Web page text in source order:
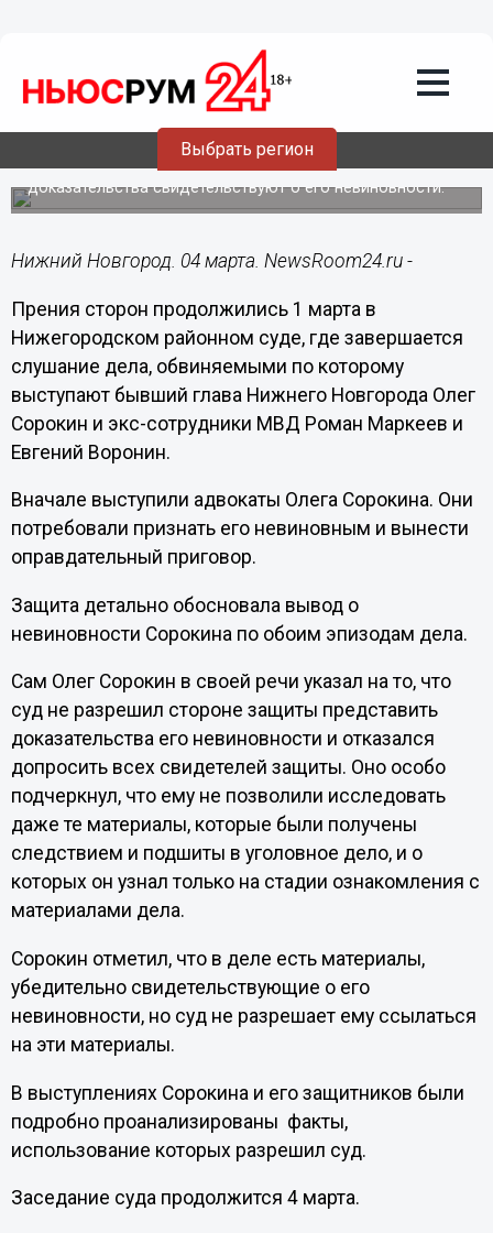
Выбрать регион
04.03.201909:16
Адвокаты Сорокина потребовали
признать его невиновным
Олег Сорокин заявил, что исследованные судом
доказательства свидетельствуют о его невиновности.
Нижний Новгород. 04 марта. NewsRoom24.ru -
Прения сторон продолжились 1 марта в
Нижегородском районном суде, где завершается
слушание дела, обвиняемыми по которому
выступают бывший глава Нижнего Новгорода Олег
Сорокин и экс-сотрудники МВД Роман Маркеев и
Евгений Воронин.
Вначале выступили адвокаты Олега Сорокина. Они
потребовали признать его невиновным и вынести
оправдательный приговор.
Защита детально обосновала вывод о
невиновности Сорокина по обоим эпизодам дела.
Сам Олег Сорокин в своей речи указал на то, что
суд не разрешил стороне защиты представить
доказательства его невиновности и отказался
допросить всех свидетелей защиты. Оно особо
подчеркнул, что ему не позволили исследовать
даже те материалы, которые были получены
следствием и подшиты в уголовное дело, и о
которых он узнал только на стадии ознакомления с
материалами дела.
Сорокин отметил, что в деле есть материалы,
убедительно свидетельствующие о его
невиновности, но суд не разрешает ему ссылаться
на эти материалы.
В выступлениях Сорокина и его защитников были
подробно проанализированы факты,
использование которых разрешил суд.
Заседание суда продолжится 4 марта.